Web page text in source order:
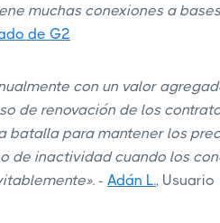
muchas conexiones a
de G2
con un valor
de renovación de los
batalla para mantener los
de inactividad cuando los
- Adán L., Usuario